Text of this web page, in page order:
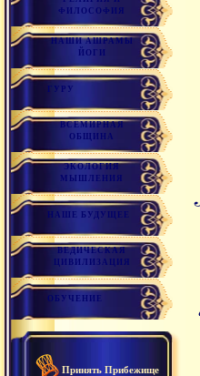
ФИЛОСОФИЯ
НАШИ АШРАМЫ
ЙОГИ
ГУРУ
ВСЕМИРНАЯ
ОБЩИНА
ЭКОЛОГИЯ
МЫШЛЕНИЯ
НАШЕ БУДУЩЕЕ
ВЕДИЧЕСКАЯ
ЦИВИЛИЗАЦИЯ
ОБУЧЕНИЕ
Принять Прибежище